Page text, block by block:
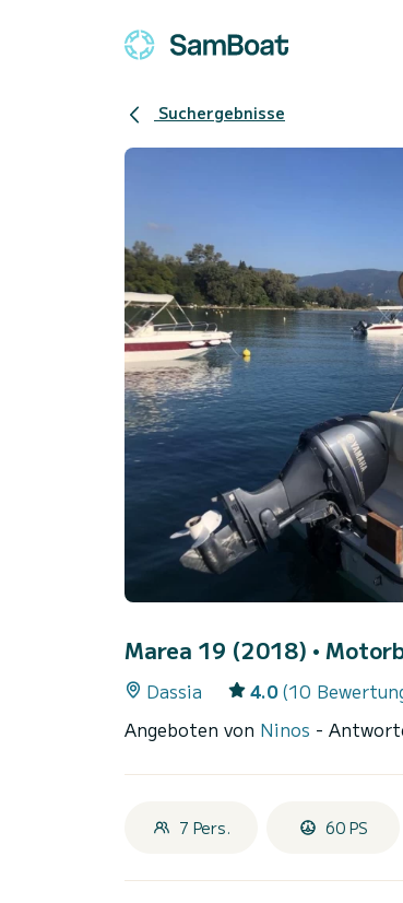
Suchergebnisse
Marea 19 (2018) •
Dassia 4.0 (10
Angeboten von Ninos -
7 Pers. 60 PS